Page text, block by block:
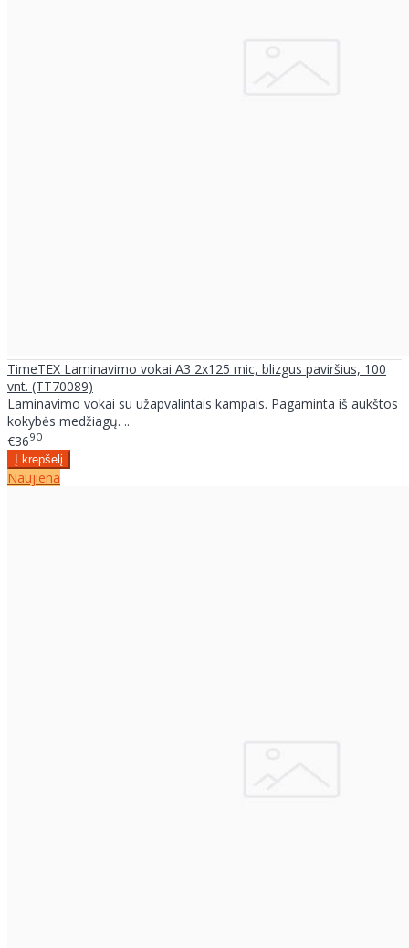
TimeTEX Laminavimo vokai A3 2x125 mic, blizgus paviršius, 100
vnt. (TT70089)
Laminavimo vokai su užapvalintais kampais. Pagaminta iš aukštos
kokybės medžiagų. ..
€3690
Naujiena